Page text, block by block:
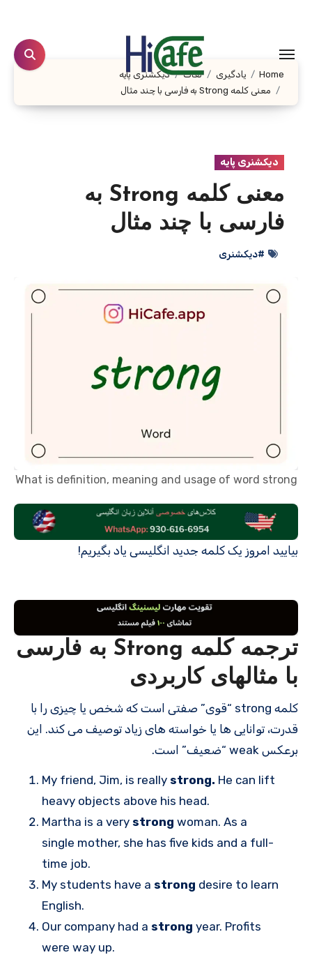
content
Home یادگیری لغات
دیکشنری پایه
معنی کلمه Strong به فارسی با چند مثال
دیکشنری پایه
معنی کلمه Strong به
فارسی با چند مثال
#دیکشنری
What is definition, meaning and usage of word strong
بیایید امروز یک کلمه جدید انگلیسی یاد بگیریم!
ترجمه کلمه Strong به فارسی
با مثالهای کاربردی
کلمه strong “قوی” صفتی است که شخص یا چیزی را با
قدرت، توانایی ها یا خواسته های زیاد توصیف می کند. این
برعکس weak “ضعیف” است.
My friend, Jim, is really strong. He can lift
heavy objects above his head.
Martha is a very strong woman. As a
single mother, she has five kids and a full-
time job.
My students have a strong desire to learn
English.
Our company had a strong year. Profits
were way up.